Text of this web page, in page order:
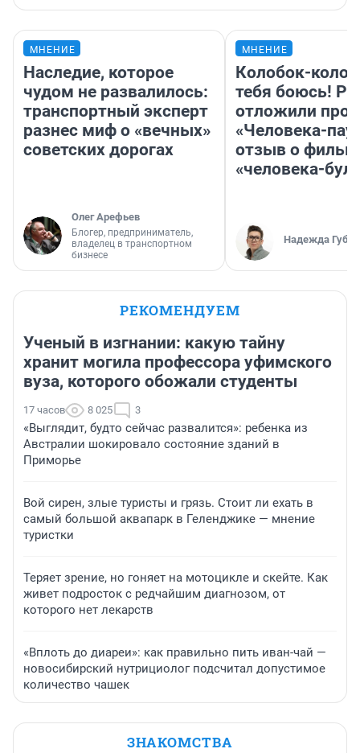
МНЕНИЕ
Наследие, которое
чудом не развалилось:
транспортный эксперт
разнес миф о «вечных»
советских дорогах
Олег Арефьев
Блогер, предприниматель,
владелец в транспортном
бизнесе
МНЕНИЕ
Колобок-
тебя боюсь!
отложили
«Человека-
отзыв о
«человека-
Надежда
РЕКОМЕНДУЕМ
Ученый в изгнании: какую тайну
хранит могила профессора уфимского
вуза, которого обожали студенты
17 часов 8 025 3
«Выглядит, будто сейчас развалится»: ребенка из
Австралии шокировало состояние зданий в
Приморье
Вой сирен, злые туристы и грязь. Стоит ли ехать в
самый большой аквапарк в Геленджике — мнение
туристки
Теряет зрение, но гоняет на мотоцикле и скейте. Как
живет подросток с редчайшим диагнозом, от
которого нет лекарств
«Вплоть до диареи»: как правильно пить иван-чай —
новосибирский нутрициолог подсчитал допустимое
количество чашек
ЗНАКОМСТВА